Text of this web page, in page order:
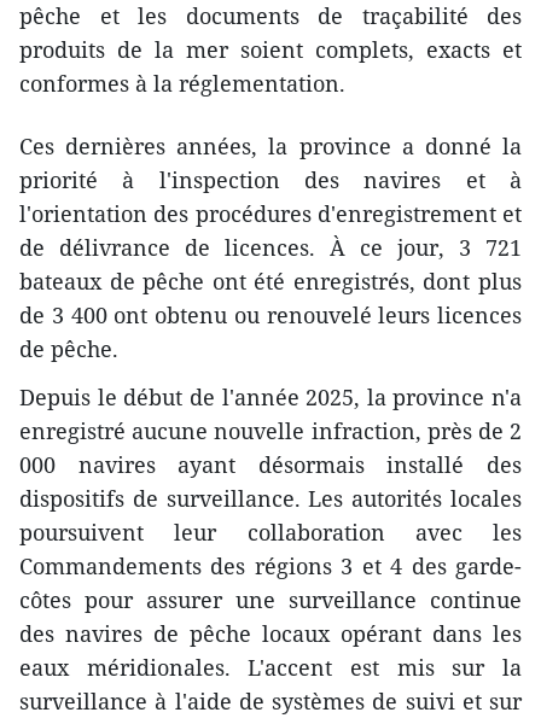
pêche et les documents de traçabilité des
produits de la mer soient complets, exacts et
conformes à la réglementation.
Ces dernières années, la province a donné la
priorité à l'inspection des navires et à
l'orientation des procédures d'enregistrement et
de délivrance de licences. À ce jour, 3 721
bateaux de pêche ont été enregistrés, dont plus
de 3 400 ont obtenu ou renouvelé leurs licences
de pêche.
Depuis le début de l'année 2025, la province n'a
enregistré aucune nouvelle infraction, près de 2
000 navires ayant désormais installé des
dispositifs de surveillance. Les autorités locales
poursuivent leur collaboration avec les
Commandements des régions 3 et 4 des garde-
côtes pour assurer une surveillance continue
des navires de pêche locaux opérant dans les
eaux méridionales. L'accent est mis sur la
surveillance à l'aide de systèmes de suivi et sur